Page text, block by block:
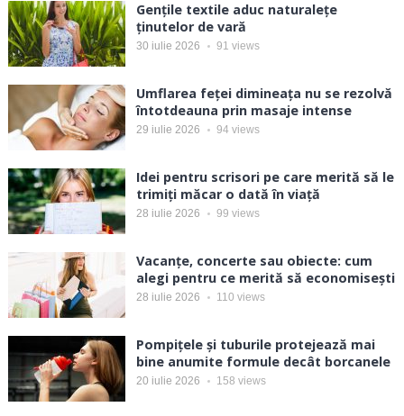
Gențile textile aduc naturalețe
ținutelor de vară
30 iulie 2026 91 views
Umflarea feței dimineața nu se rezolvă
întotdeauna prin masaje intense
29 iulie 2026 94 views
Idei pentru scrisori pe care merită să le
trimiți măcar o dată în viață
28 iulie 2026 99 views
Vacanțe, concerte sau obiecte: cum
alegi pentru ce merită să economisești
28 iulie 2026 110 views
Pompițele și tuburile protejează mai
bine anumite formule decât borcanele
20 iulie 2026 158 views